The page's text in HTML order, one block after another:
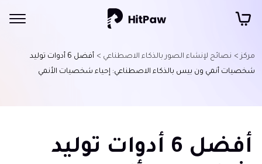
مركز > نصائح لإنشاء الصور بالذكاء الاصطناعي >
أفضل 6 أدوات توليد
شخصيات أنمي ون بيس بالذكاء الاصطناعي: إحياء شخصيات الأنمي
أفضل 6 أدوات توليد